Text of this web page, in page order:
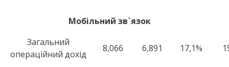
Мобільний зв`язок
Загальний
операційний дохід
8,066 6,891 17,1%